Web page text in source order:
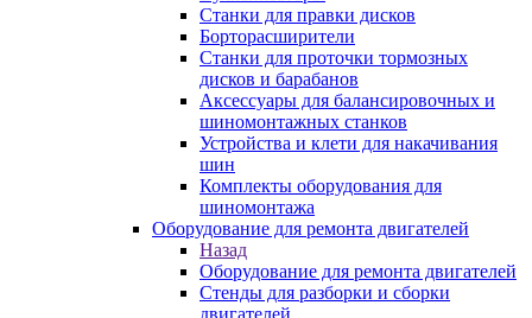
Станки для правки дисков
Борторасширители
Станки для проточки тормозных
дисков и барабанов
Аксессуары для балансировочных и
шиномонтажных станков
Устройства и клети для накачивания
шин
Комплекты оборудования для
шиномонтажа
Оборудование для ремонта двигателей
Назад
Оборудование для ремонта двигателей
Стенды для разборки и сборки
двигателей